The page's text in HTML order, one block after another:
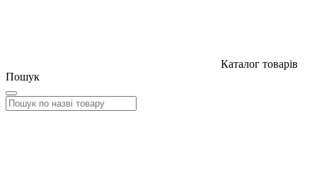
Каталог товарів
Пошук